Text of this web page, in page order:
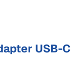
USB-C